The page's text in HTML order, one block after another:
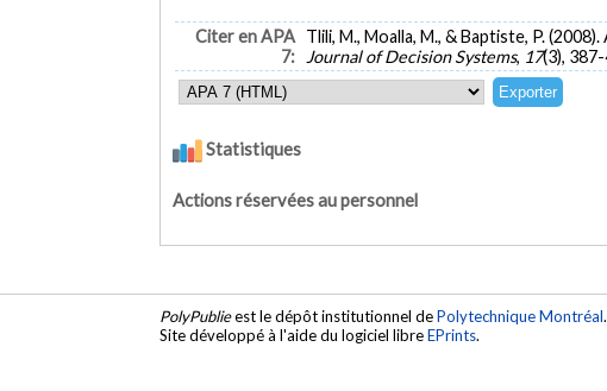
Citer en APA
7:
Tlili, M., Moalla, M., & Baptiste, P.
Journal of Decision Systems, 17(3),
Statistiques
Actions réservées au personnel
PolyPublieest le dépôt institutionnel dePolytechnique Montréal.
Site développé à l'aide du logiciel libreEPrints.